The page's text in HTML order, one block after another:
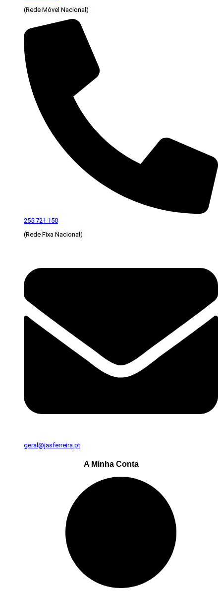
(Rede Móvel Nacional)
255 721 150
(Rede Fixa Nacional)
geral@jasferreira.pt
A Minha Conta